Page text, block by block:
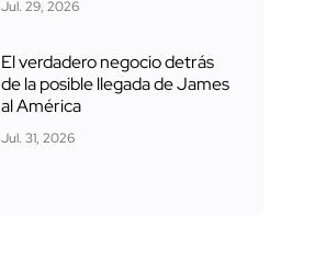
Jul. 29, 2026
El verdadero negocio detrás
de la posible llegada de James
al América
Jul. 31, 2026